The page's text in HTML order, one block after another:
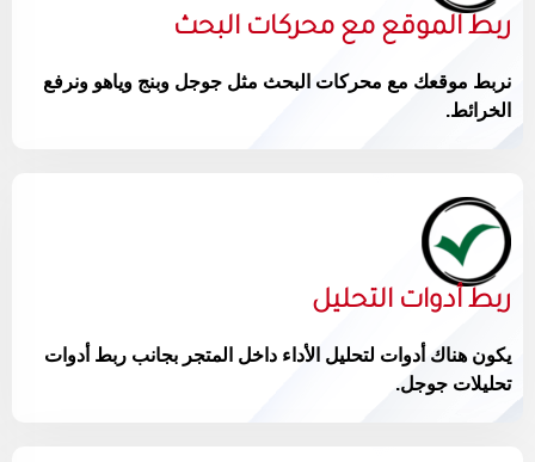
ربط الموقع مع محركات البحث
نربط موقعك مع محركات البحث مثل جوجل وبنج وياهو ونرفع
الخرائط.
ربط أدوات التحليل
يكون هناك أدوات لتحليل الأداء داخل المتجر بجانب ربط أدوات
تحليلات جوجل.